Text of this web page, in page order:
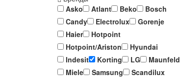
Asko
Atlant Beko
Bosch
Candy
Electrolux
Gorenje
Haier
Hotpoint
Hotpoint/Ariston
Hyundai
Indesit
Korting LG
Maunfeld
Miele
Samsung
Scandilux